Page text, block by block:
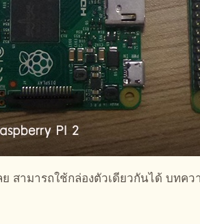
สามารถใช้กล่องตัวเดียวกันได้ บทคว